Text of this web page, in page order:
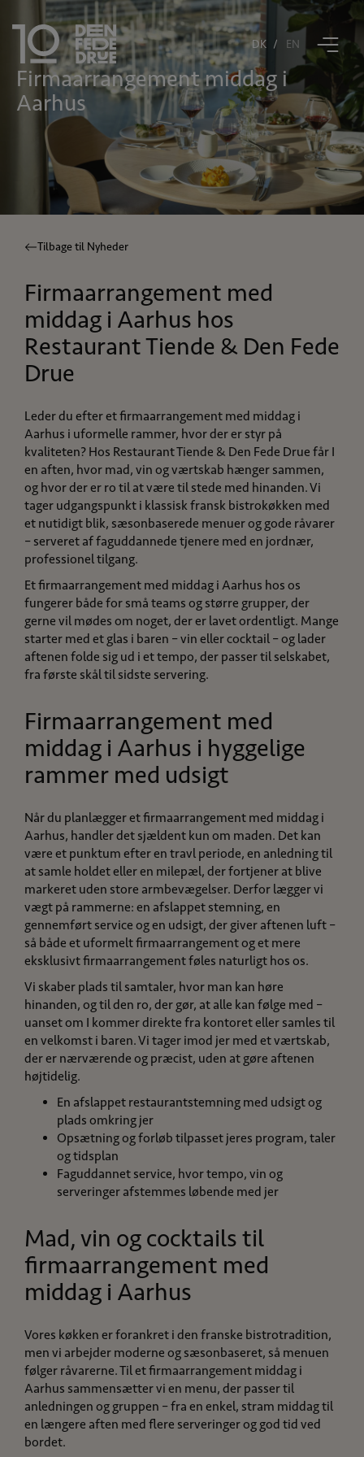
Book bord
Restaurant Tiende
Den Fede Drue
Åbningstider
Kontakt
DK EN
firmaarrangement middag i
Aarhus
Tilbage til Nyheder
Firmaarrangement med
middag i Aarhus hos
Restaurant Tiende & Den Fede
Drue
Leder du efter et firmaarrangement med middag i
Aarhus i uformelle rammer, hvor der er styr på
kvaliteten? Hos Restaurant Tiende & Den Fede Drue får I
en aften, hvor mad, vin og værtskab hænger sammen,
og hvor der er ro til at være til stede med hinanden. Vi
tager udgangspunkt i klassisk fransk bistrokøkken med
et nutidigt blik, sæsonbaserede menuer og gode råvarer
– serveret af faguddannede tjenere med en jordnær,
professionel tilgang.
Et firmaarrangement med middag i Aarhus hos os
fungerer både for små teams og større grupper, der
gerne vil mødes om noget, der er lavet ordentligt. Mange
starter med et glas i baren – vin eller cocktail – og lader
aftenen folde sig ud i et tempo, der passer til selskabet,
fra første skål til sidste servering.
Firmaarrangement med
middag i Aarhus i hyggelige
rammer med udsigt
Når du planlægger et firmaarrangement med middag i
Aarhus, handler det sjældent kun om maden. Det kan
være et punktum efter en travl periode, en anledning til
at samle holdet eller en milepæl, der fortjener at blive
markeret uden store armbevægelser. Derfor lægger vi
vægt på rammerne: en afslappet stemning, en
gennemført service og en udsigt, der giver aftenen luft –
så både et uformelt firmaarrangement og et mere
eksklusivt firmaarrangement føles naturligt hos os.
Vi skaber plads til samtaler, hvor man kan høre
hinanden, og til den ro, der gør, at alle kan følge med –
uanset om I kommer direkte fra kontoret eller samles til
en velkomst i baren. Vi tager imod jer med et værtskab,
der er nærværende og præcist, uden at gøre aftenen
højtidelig.
En afslappet restaurantstemning med udsigt og
plads omkring jer
Opsætning og forløb tilpasset jeres program, taler
og tidsplan
Faguddannet service, hvor tempo, vin og
serveringer afstemmes løbende med jer
Mad, vin og cocktails til
firmaarrangement med
middag i Aarhus
Vores køkken er forankret i den franske bistrotradition,
men vi arbejder moderne og sæsonbaseret, så menuen
følger råvarerne. Til et firmaarrangement middag i
Aarhus sammensætter vi en menu, der passer til
anledningen og gruppen – fra en enkel, stram middag til
en længere aften med flere serveringer og god tid ved
bordet.